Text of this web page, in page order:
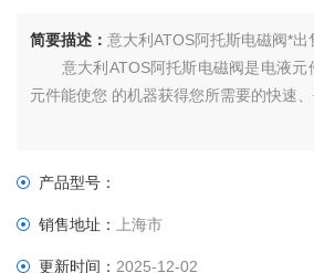
简要描述：意大利ATOS阿托斯电磁阀*出
意大利ATOS阿托斯电磁阀是电液元
元件能使您 的机器获得您所需要的快速、
产品型号：
销售地址：上海市
更新时间：2025-12-02